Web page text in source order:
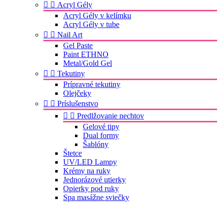
  Acryl Gély
Acryl Gély v kelímku
Acryl Gély v tube
  Nail Art
Gel Paste
Paint ETHNO
Metal/Gold Gel
  Tekutiny
Prípravné tekutiny
Olejčeky
  Príslušenstvo
  Predlžovanie nechtov
Gelové tipy
Dual formy
Šablóny
Štetce
UV/LED Lampy
Krémy na ruky
Jednorázové utierky
Opierky pod ruky
Spa masážne sviečky